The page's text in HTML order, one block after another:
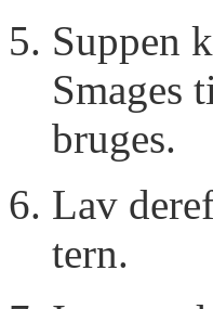
Suppen
Smages
bruges.
Lav
tern.